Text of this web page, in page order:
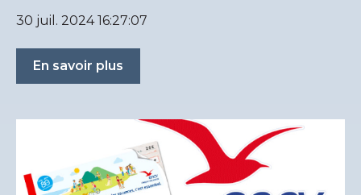
30 juil. 2024 16:27:07
En savoir plus